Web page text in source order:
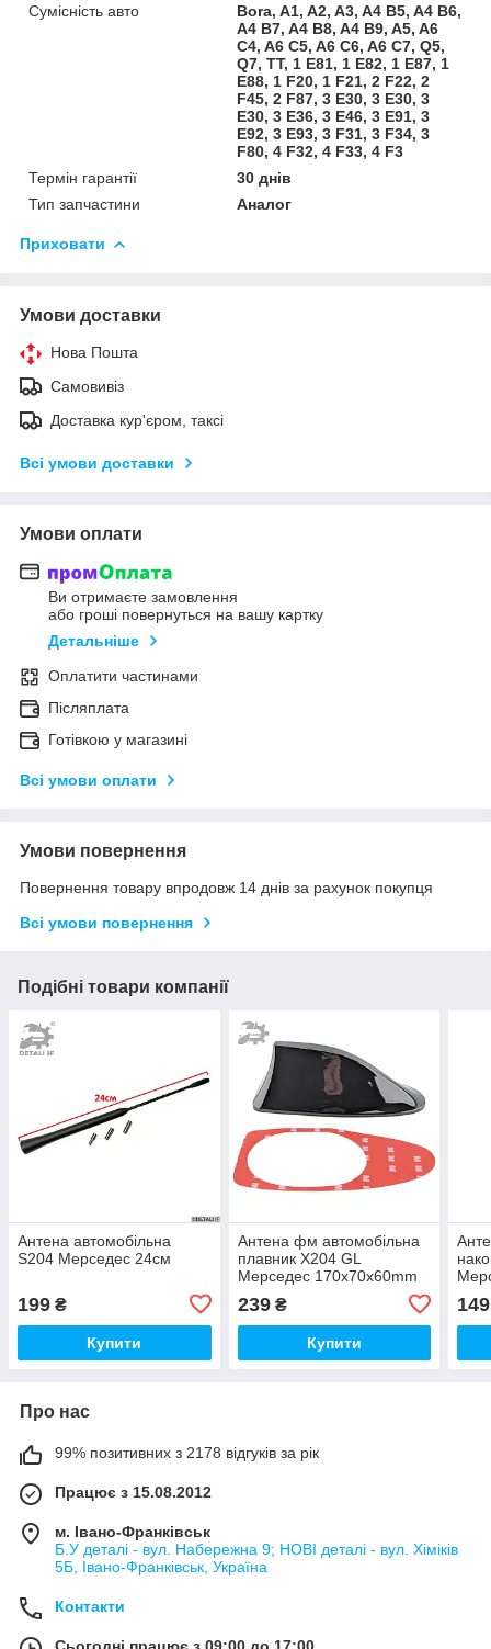
Сумісність авто
Bora, A1, A2, A3, A4 B5, A4 B6,
A4 B7, A4 B8, A4 B9, A5, A6
C4, A6 C5, A6 C6, A6 C7, Q5,
Q7, TT, 1 E81, 1 E82, 1 E87, 1
E88, 1 F20, 1 F21, 2 F22, 2
F45, 2 F87, 3 E30, 3 E30, 3
E30, 3 E36, 3 E46, 3 E91, 3
E92, 3 E93, 3 F31, 3 F34, 3
F80, 4 F32, 4 F33, 4 F3
Термін гарантії
30 днів
Тип запчастини
Аналог
Приховати
Умови доставки
Нова Пошта
Самовивіз
Доставка кур'єром, таксі
Всі умови доставки
Умови оплати
Ви отримаєте замовлення
або гроші повернуться на вашу картку
Детальніше
Оплатити частинами
Післяплата
Готівкою у магазині
Всі умови оплати
Умови повернення
Повернення товару впродовж 14 днів за рахунок покупця
Всі умови повернення
Подібні товари компанії
Антена автомобільна
S204 Мерседес 24см
199 ₴
Купити
Антена фм автомобільна
плавник X204 GL
Мерседес 170х70х60mm
239₴
Купити
149
Про нас
99% позитивних з 2178 відгуків за рік
Працює з 15.08.2012
м. Івано-Франківськ
Б.У деталі - вул. Набережна 9; НОВІ деталі - вул. Хіміків
5Б, Івано-Франківськ, Україна
Контакти